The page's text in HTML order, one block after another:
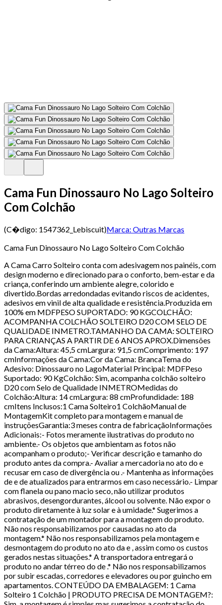
Cama Fun Dinossauro No Lago Solteiro
Com Colchão
(C�digo: 1547362_Lebiscuit)Marca: Outras Marcas
Cama Fun Dinossauro No Lago Solteiro Com Colchão
A Cama Carro Solteiro conta com adesivagem nos painéis, com
design moderno e direcionado para o conforto, bem-estar e da
criança, conferindo um ambiente alegre, colorido e
divertido.Bordas arredondadas evitando riscos de acidentes,
adesivos em vinil de alta qualidade e resistência.Produzida em
100% em MDFPESO SUPORTADO: 90 KGCOLCHÃO:
ACOMPANHA COLCHÃO SOLTEIRO D20 COM SELO DE
QUALIDADE INMETRO.TAMANHO DA CAMA: SOLTEIRO
PARA CRIANÇAS A PARTIR DE 6 ANOS APROX.Dimensões
da Cama:Altura: 45,5 cmLargura: 91,5 cmComprimento: 197
cmInformações da Cama:Cor da Cama: BrancaTema do
Adesivo: Dinossauro no LagoMaterial Principal: MDFPeso
Suportado: 90 KgColchão: Sim, acompanha colchão solteiro
D20 com Selo de Qualidade INMETROMedidas do
Colchão:Altura: 14 cmLargura: 88 cmProfundidade: 188
cmItens Inclusos:1 Cama Solteiro1 ColchãoManual de
MontagemKit completo para montagem e manual de
instruçõesGarantia:3 meses contra de fabricaçãoInformações
Adicionais:- Fotos meramente ilustrativas do produto no
ambiente.- Os objetos que ambientam as fotos não
acompanham o produto;- Verificar descrição e tamanho do
produto antes da compra.- Avaliar a mercadoria no ato do e
recusar em caso de divergência ou .- Mantenha as informações
de e de atualizados para entrarmos em caso necessário.- Limpar
com flanela ou pano macio seco, não utilizar produtos
abrasivos, desengordurantes, álcool ou solvente. Não expor o
produto diretamente à luz solar e à umidade.* Sugerimos a
contratação de um montador para a montagem do produto.
Não nos responsabilizamos por causadas no ato da
montagem.* Não nos responsabilizamos pela montagem e
desmontagem do produto no ato da e , assim como os custos
gerados nestas situações.* A transportadora entregará o
produto no andar térreo do de .* Não nos responsabilizamos
por subir escadas, corredores e elevadores ou por guincho em
apartamentos. CONTEÚDO DA EMBALAGEM: 1 Cama
Solteiro 1 Colchão | PRODUTO PRECISA DE MONTAGEM?: